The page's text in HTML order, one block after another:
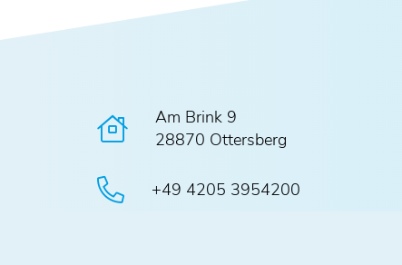
Am Brink 9
28870 Ottersberg
+49 4205 3954200